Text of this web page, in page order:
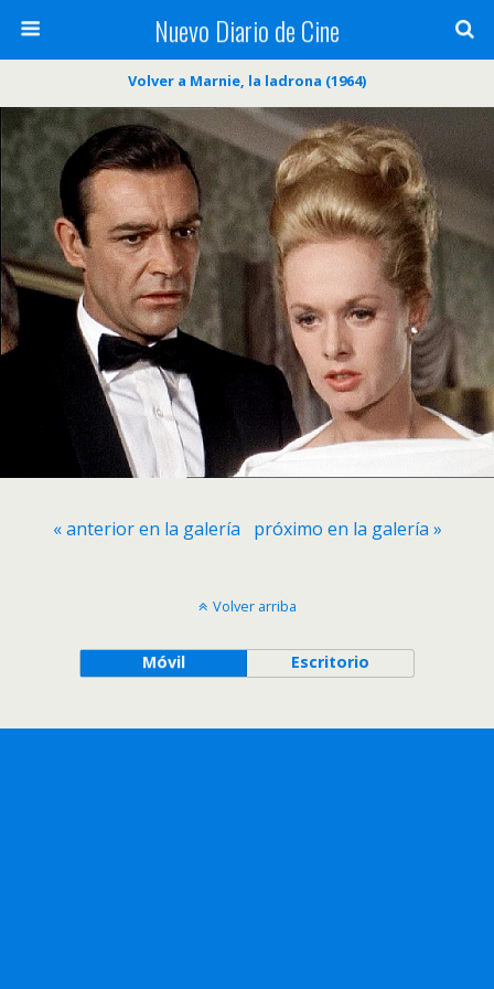
Nuevo Diario de Cine
Volver a Marnie, la ladrona (1964)
« anterior en la galería próximo en la galería »
Volver arriba
Móvil Escritorio